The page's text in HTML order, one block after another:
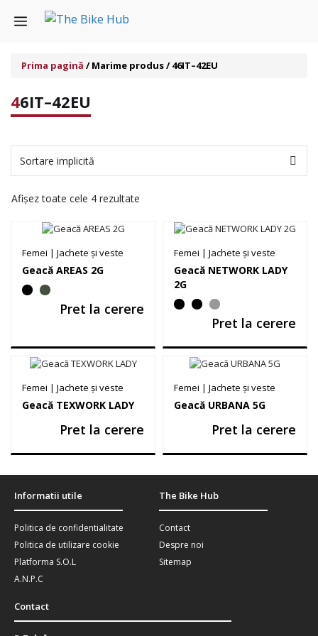
Menu
Prima pagină / Marime produs / 46IT–42EU
46IT–42EU
Afișez toate cele 4 rezultate
Femei | Jachete și veste
Geacă AREAS 2G
Pret la cerere
Femei | Jachete și veste
Geacă NETWORK LADY
2G
Pret la cerere
Femei | Jachete și veste
Geacă TEXWORK LADY
Pret la cerere
Femei | Jachete și veste
Geacă URBANA 5G
Pret la cerere
Informatii utile
Politica de confidentialitate
Politica de utilizare cookie
Platforma S.O.L
A.N.P.C
The Bike Hub
Contact
Despre noi
Sitemap
Contact